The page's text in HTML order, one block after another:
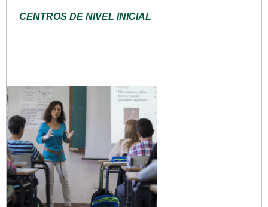
CENTROS DE NIVEL INICIAL